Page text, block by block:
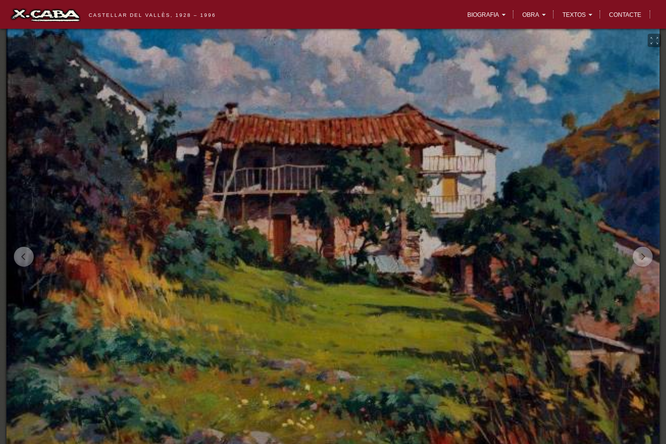
CASTELLAR DEL VALLÈS, 1928 – 1996 BIOGRAFIA OBRA TEXTOS CONTACTE